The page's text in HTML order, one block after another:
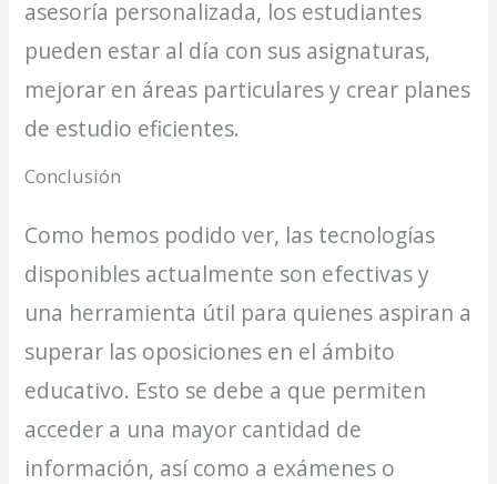
asesoría personalizada, los estudiantes
pueden estar al día con sus asignaturas,
mejorar en áreas particulares y crear planes
de estudio eficientes.
Conclusión
Como hemos podido ver, las tecnologías
disponibles actualmente son efectivas y
una herramienta útil para quienes aspiran a
superar las oposiciones en el ámbito
educativo. Esto se debe a que permiten
acceder a una mayor cantidad de
información, así como a exámenes o